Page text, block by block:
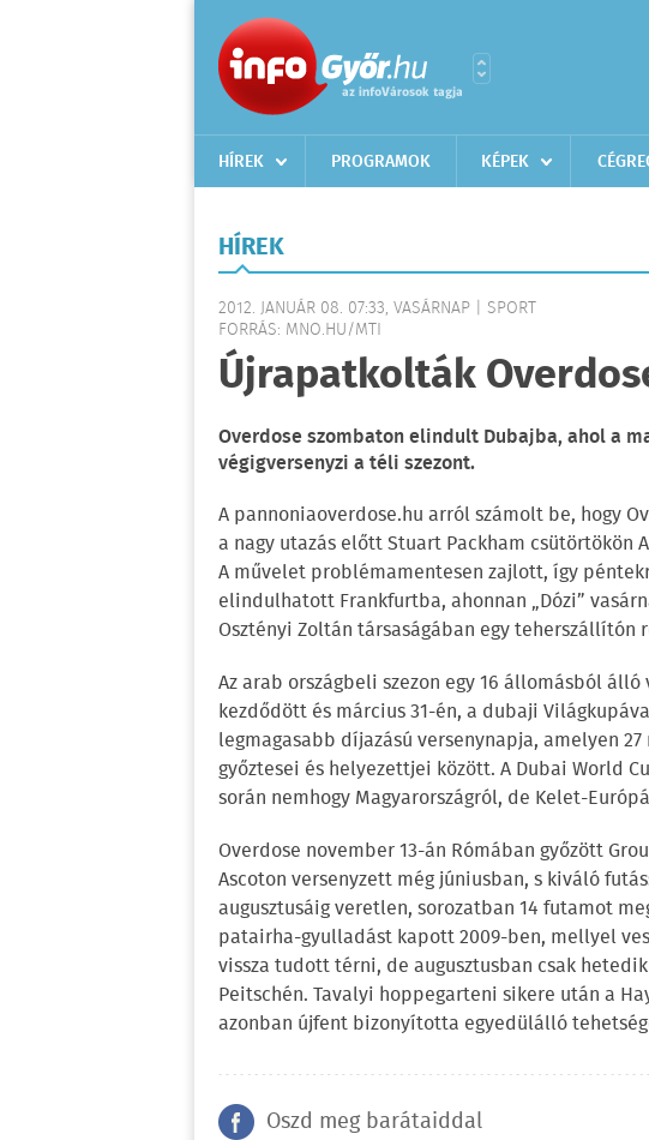
HÍREK PROGRAMOK KÉPEK
HÍREK
2012. JANUÁR 08. 07:33, VASÁRNAP | SPORT
FORRÁS: MNO.HU/MTI
Újrapatkolták
Overdose szombaton elindult Dubajba, ahol a
végigversenyzi a téli szezont.
A pannoniaoverdose.hu arról számolt be, hogy
a nagy utazás előtt Stuart Packham
A művelet problémamentesen zajlott, így
elindulhatott Frankfurtba, ahonnan „Dózi”
Osztényi Zoltán társaságában egy teherszállítón
Az arab országbeli szezon egy 16 állomásból
kezdődött és március 31-én, a dubaji
legmagasabb díjazású versenynapja, amelyen
győztesei és helyezettjei között. A Dubai World
során nemhogy Magyarországról, de Kelet-
Overdose november 13-án Rómában győzött
Ascoton versenyzett még júniusban, s kiváló
augusztusáig veretlen, sorozatban 14 futamot
patairha-gyulladást kapott 2009-ben, mellyel
vissza tudott térni, de augusztusban csak
Peitschén. Tavalyi hoppegarteni sikere után a
azonban újfent bizonyította egyedülálló
Oszd meg barátaiddal